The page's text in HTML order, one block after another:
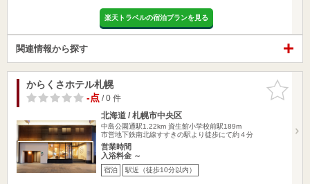
楽天トラベルの宿泊プランを見る
関連情報から探す
お気に入
りに追加
からくさホテル札幌
-点/ 0 件
北海道 / 札幌市中央区
中島公園通駅1.22km 資生館小学校前駅189m
市営地下鉄南北線すすきの駅より徒歩にて約４分
営業時間
入浴料金 ～
宿泊 駅近（徒歩10分以内）